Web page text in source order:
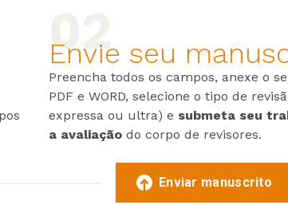
Envie seu
Preencha todos os campos, anexe o
PDF e WORD, selecione o tipo de
expressa ou ultra) e submeta seu
a avaliação do corpo de revisores.
Enviar manuscrito